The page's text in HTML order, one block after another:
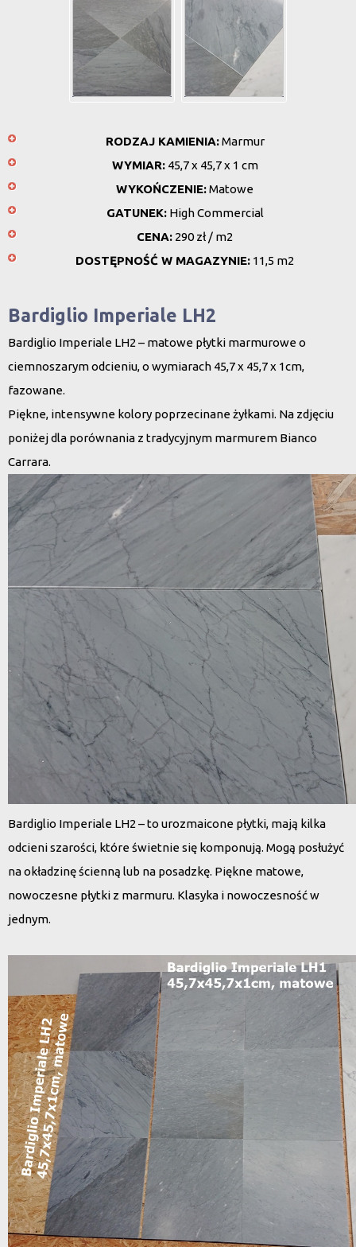
RODZAJ KAMIENIA:Marmur
WYMIAR:45,7 x 45,7 x 1 cm
WYKOŃCZENIE:Matowe
GATUNEK:High Commercial
CENA: 290 zł / m2
DOSTĘPNOŚĆ W MAGAZYNIE: 11,5 m2
Bardiglio Imperiale LH2
Bardiglio Imperiale LH2 – matowe płytki marmurowe o
ciemnoszarym odcieniu, o wymiarach 45,7 x 45,7 x 1cm,
fazowane.
Piękne, intensywne kolory poprzecinane żyłkami. Na zdjęciu
poniżej dla porównania z tradycyjnym marmurem Bianco
Carrara.
Bardiglio Imperiale LH2 – to urozmaicone płytki, mają kilka
odcieni szarości, które świetnie się komponują. Mogą posłużyć
na okładzinę ścienną lub na posadzkę. Piękne matowe,
nowoczesne płytki z marmuru. Klasyka i nowoczesność w
jednym.